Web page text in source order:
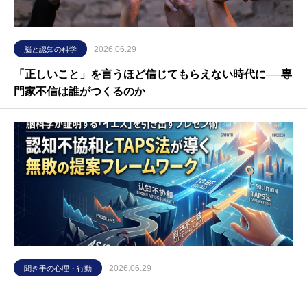
脳と認知の科学 2026.06.29
「正しいこと」を言うほど信じてもらえない時代に──専
門家不信は誰がつくるのか
聞き手の心理・行動 2026.06.29